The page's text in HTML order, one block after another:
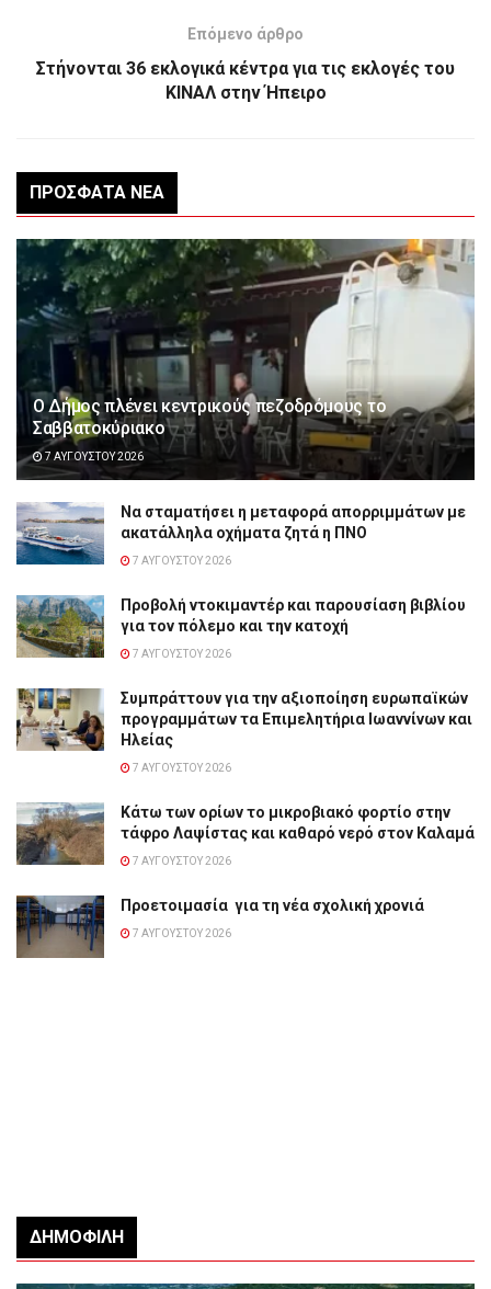
Επόμενο άρθρο
Στήνονται 36 εκλογικά κέντρα για τις εκλογές του
ΚΙΝΑΛ στην Ήπειρο
ΠΡΌΣΦΑΤΑ ΝΈΑ
Ο Δήμος πλένει κεντρικούς πεζοδρόμους το
Σαββατοκύριακο
7 ΑΥΓΟΎΣΤΟΥ 2026
Να σταματήσει η μεταφορά απορριμμάτων με
ακατάλληλα οχήματα ζητά η ΠΝΟ
7 ΑΥΓΟΎΣΤΟΥ 2026
Προβολή ντοκιμαντέρ και παρουσίαση βιβλίου
για τον πόλεμο και την κατοχή
7 ΑΥΓΟΎΣΤΟΥ 2026
Συμπράττουν για την αξιοποίηση ευρωπαϊκών
προγραμμάτων τα Επιμελητήρια Ιωαννίνων και
Ηλείας
7 ΑΥΓΟΎΣΤΟΥ 2026
Κάτω των ορίων το μικροβιακό φορτίο στην
τάφρο Λαψίστας και καθαρό νερό στον Καλαμά
7 ΑΥΓΟΎΣΤΟΥ 2026
Προετοιμασία για τη νέα σχολική χρονιά
7 ΑΥΓΟΎΣΤΟΥ 2026
ΔΗΜΟΦΙΛΉ